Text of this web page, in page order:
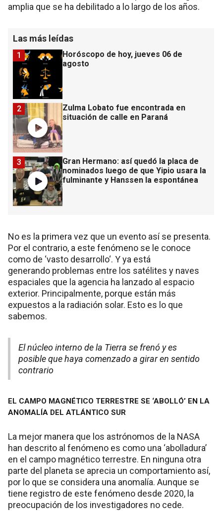
amplia que se ha debilitado a lo largo de los años.
Las más leídas
Horóscopo de hoy, jueves 06 de
agosto
1
Zulma Lobato fue encontrada en
situación de calle en Paraná
2
Gran Hermano: así quedó la placa de
nominados luego de que Yipio usara la
fulminante y Hanssen la espontánea
3
No es la primera vez que un evento así se presenta.
Por el contrario, a este fenómeno se le conoce
como de ‘vasto desarrollo‘. Y ya está
generando problemas entre los satélites y naves
espaciales que la agencia ha lanzado al espacio
exterior. Principalmente, porque están más
expuestos a la radiación solar. Esto es lo que
sabemos.
El núcleo interno de la Tierra se frenó y es
posible que haya comenzado a girar en sentido
contrario
EL CAMPO MAGNÉTICO TERRESTRE SE ‘ABOLLÓ’ EN LA
ANOMALÍA DEL ATLÁNTICO SUR
La mejor manera que los astrónomos de la NASA
han descrito al fenómeno es como una ‘abolladura’
en el campo magnético terrestre. En ninguna otra
parte del planeta se aprecia un comportamiento así,
por lo que se considera una anomalía. Aunque se
tiene registro de este fenómeno desde 2020, la
preocupación de los investigadores no cede.